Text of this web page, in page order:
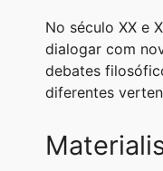
No século XX e
dialogar com
debates
diferentes